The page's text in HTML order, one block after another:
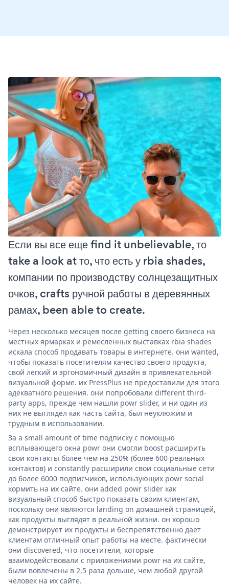
Если вы все еще find it unbelievable, то
take a look at то, что есть у rbia shades,
компании по производству солнцезащитных
очков, crafts ручной работы в деревянных
рамах, been able to create.
Через несколько месяцев после getting своего бизнеса на
местных ярмарках и ремесленных выставках rbia shades
искала способ продавать товары в интернете. они wanted,
чтобы показать посетителям качество своего продукта,
свой легкий и эргономичный дизайн в привлекательной
визуальной форме. их PressPlus не предоставили для этого
адекватного решения. они попробовали different third-
party apps, прежде чем нашли powr slider, и ни один из
них не выглядел как часть сайта, был неуклюжим и
трудным в использовании.
За a small amount of time подписку с помощью
всплывающего окна powr они смогли boost расширить
свои контакты более чем на 250% (более 600 реальных
контактов) и constantly расширили свои социальные сети
до более 6000 подписчиков, использующих powr social
кормить на их сайте. они added powr slider как
визуальный способ быстро показать своим клиентам,
поскольку они являются landing on домашней страницей,
как продукты выглядят в реальной жизни. он хорошо
демонстрирует их продукты и беспрепятственно дает
клиентам отличный опыт работы на месте. фактически
они discovered, что посетители, которые
взаимодействовали с приложениями powr на их сайте,
были вовлечены в 2,5 раза дольше, чем любой другой
человек на их сайте.